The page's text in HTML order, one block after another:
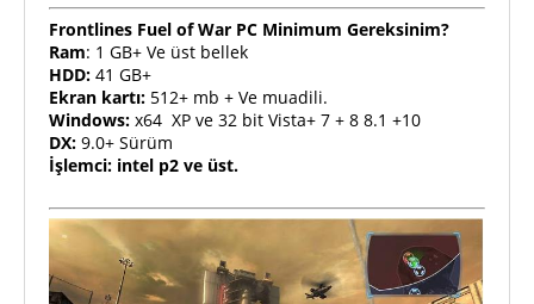
Frontlines Fuel of War PC Minimum Gereksinim?
Ram: 1 GB+ Ve üst bellek
HDD: 41 GB+
Ekran kartı: 512+ mb + Ve muadili.
Windows: x64 XP ve 32 bit Vista+ 7 + 8 8.1 +10
DX: 9.0+ Sürüm
İşlemci: intel p2 ve üst.